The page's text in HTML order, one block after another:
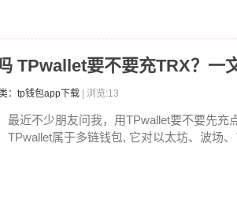
TPwallet要不要充TRX？一
：tp钱包app下载 | 浏览:13
最近不少朋友问我，用TPwallet要不要先充
TPwallet属于多链钱包, 它对以太坊、波场